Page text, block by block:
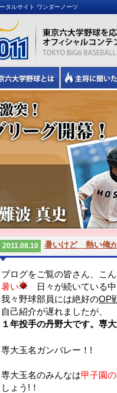
タルサイト ワンダーノーツ
2011.08.10 暑いけど 熱い俺
ブログをご覧の皆さん、こ
暑い
日々が続いている
我々野球部員には絶好のOP
自己紹介が遅れましたが、
１年投手の丹野大です。専
専大玉名ガンバレー！!
専大玉名のみんなは甲子園
しょう!！